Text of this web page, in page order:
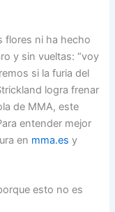
flores ni ha hecho
y sin vueltas: “voy
si la furia del
logra frenar
de MMA, este
entender mejor
en mma.es y
esto no es